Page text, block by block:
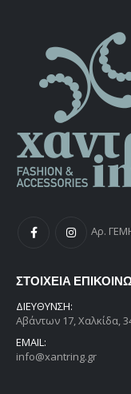
Αρ.
ΣΤΟΙΧΕΙΑ
ΔΙΕΎΘΥΝΣΗ:
Αβάντων 17, Χαλκίδα,
EMAIL:
info@xantring.gr